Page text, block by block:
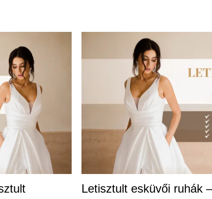
Letisztult esküvői ruhák